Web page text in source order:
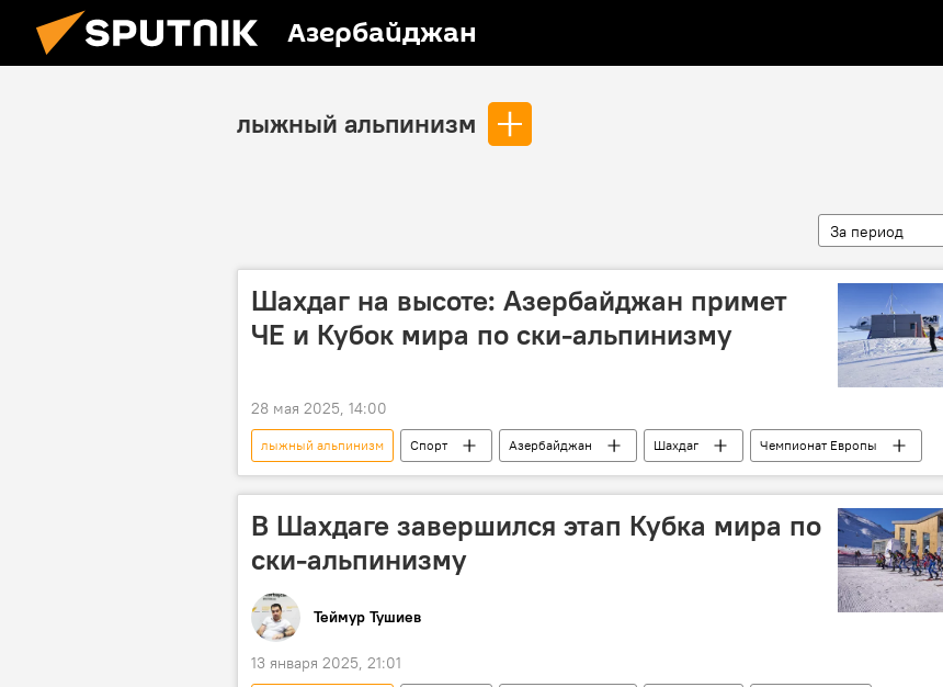
Азербайджан
лыжный альпинизм
За период
Шахдаг на высоте: Азербайджан примет
ЧЕ и Кубок мира по ски-альпинизму
28 мая 2025, 14:00
лыжный альпинизм Спорт Азербайджан Шахдаг
Чемпионат Европы
Кубок мира
Федерация
В Шахдаге завершился этап Кубка мира по
ски-альпинизму
Теймур Тушиев
13 января 2025, 21:01